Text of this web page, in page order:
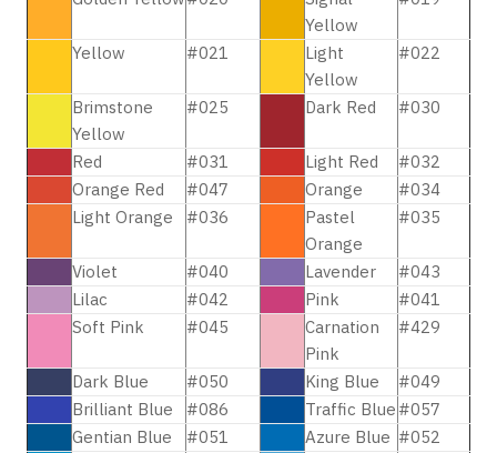
Yellow
Yellow #021
Light
Yellow
#022
Brimstone
Yellow
#025 Dark Red #030
Red #031 Light Red
#032
Orange Red
#047 Orange
#034
Light Orange
#036
Pastel
Orange
#035
Violet #040 Lavender
#043
Lilac
#042 Pink
#041
Soft Pink
#045
Carnation
Pink
#429
Dark Blue #050 King Blue
#049
Brilliant Blue
#086 Traffic Blue #057
Gentian Blue
#051 Azure Blue #052